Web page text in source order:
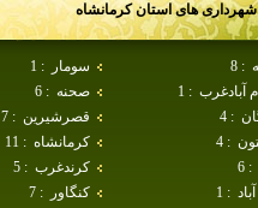
شهرداری های استانكرمانشاه
:
8 سومار :
1
آبادغرب :
1 صحنه :
6
:
4 قصرشيرين :
7
:
4 كرمانشاه :
11
:
6 كرندغرب :
5
:
1 كنگاور :
7